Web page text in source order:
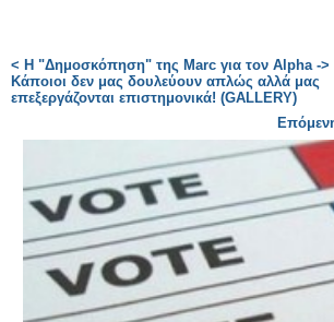
< Η "Δημοσκόπηση" της Marc για τον Alpha ->
Κάποιοι δεν μας δουλεύουν απλώς αλλά μας
επεξεργάζονται επιστημονικά! (GALLERY)